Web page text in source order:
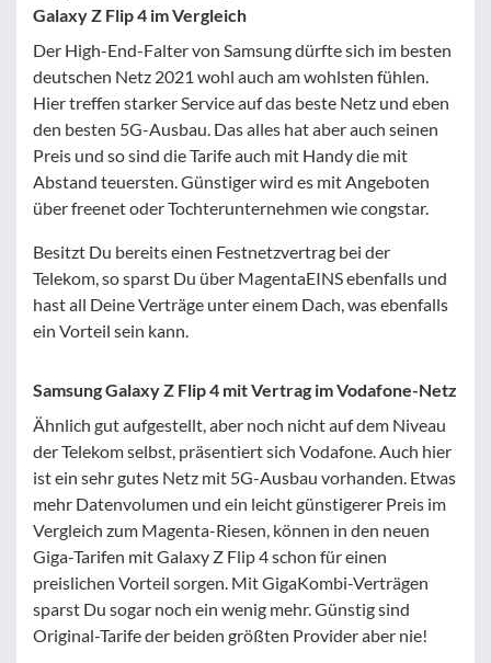
Galaxy Z Flip 4 im Vergleich
Der High-End-Falter von Samsung dürfte sich im besten
deutschen Netz 2021 wohl auch am wohlsten fühlen.
Hier treffen starker Service auf das beste Netz und eben
den besten 5G-Ausbau. Das alles hat aber auch seinen
Preis und so sind die Tarife auch mit Handy die mit
Abstand teuersten. Günstiger wird es mit Angeboten
über freenet oder Tochterunternehmen wie congstar.
Besitzt Du bereits einen Festnetzvertrag bei der
Telekom, so sparst Du über MagentaEINS ebenfalls und
hast all Deine Verträge unter einem Dach, was ebenfalls
ein Vorteil sein kann.
Samsung Galaxy Z Flip 4 mit Vertrag im Vodafone-Netz
Ähnlich gut aufgestellt, aber noch nicht auf dem Niveau
der Telekom selbst, präsentiert sich Vodafone. Auch hier
ist ein sehr gutes Netz mit 5G-Ausbau vorhanden. Etwas
mehr Datenvolumen und ein leicht günstigerer Preis im
Vergleich zum Magenta-Riesen, können in den neuen
Giga-Tarifen mit Galaxy Z Flip 4 schon für einen
preislichen Vorteil sorgen. Mit GigaKombi-Verträgen
sparst Du sogar noch ein wenig mehr. Günstig sind
Original-Tarife der beiden größten Provider aber nie!